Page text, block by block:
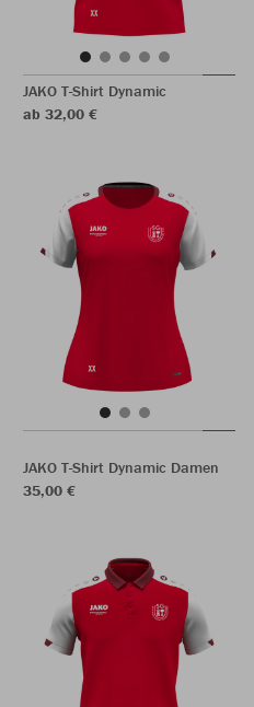
JAKO T-Shirt Dynamic
ab 32,00 €
JAKO T-Shirt Dynamic Damen
35,00 €